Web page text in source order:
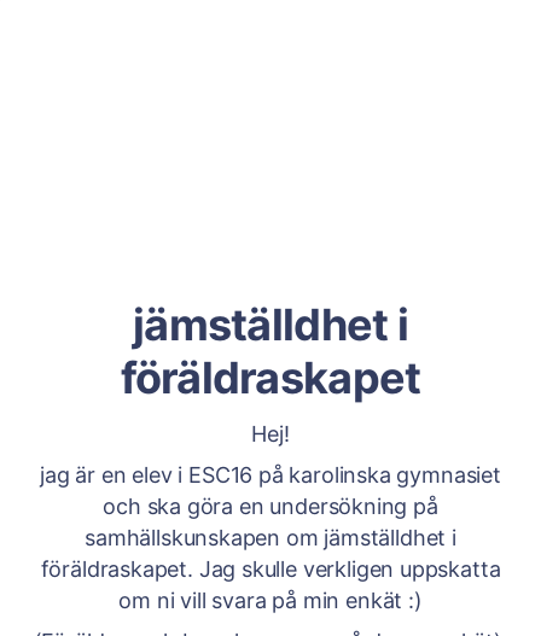
jämställdhet i
föräldraskapet
Hej!
jag är en elev i ESC16 på karolinska gymnasiet
och ska göra en undersökning på
samhällskunskapen om jämställdhet i
föräldraskapet. Jag skulle verkligen uppskatta
om ni vill svara på min enkät :)